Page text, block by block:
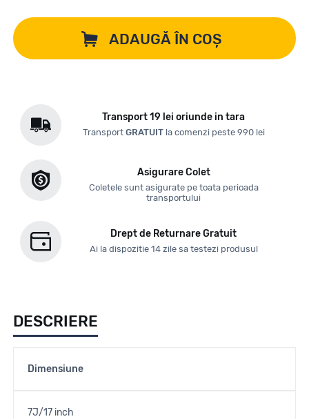
ADAUGĂ ÎN COȘ
Transport 19 lei oriunde in tara
Transport GRATUITla comenzi peste 990 lei
Asigurare Colet
Coletele sunt asigurate pe toata perioada
transportului
Drept de Returnare Gratuit
Ai la dispozitie 14 zile sa testezi produsul
DESCRIERE
Dimensiune
7J/17 inch